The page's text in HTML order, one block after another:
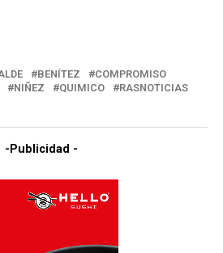
BENÍTEZ
COMPROMISO
NIÑEZ QUIMICO
RASNOTICIAS
-Publicidad -